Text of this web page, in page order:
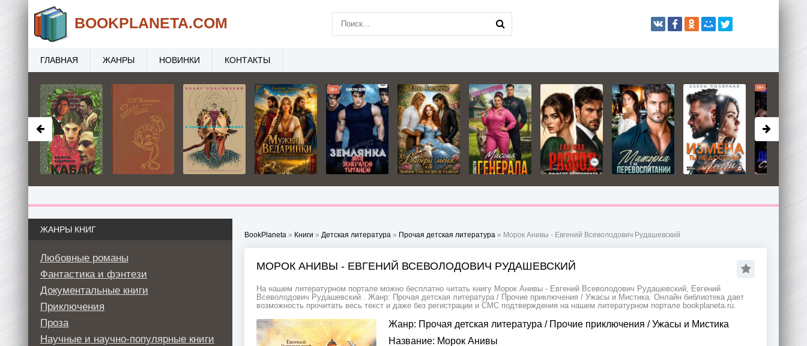
BookPlaneta » Книги » Детская литература » Прочая детская литература » Морок Анивы - Евгений Всеволодович Рудашевский
МОРОК АНИВЫ - ЕВГЕНИЙ ВСЕВОЛОДОВИЧ РУДАШЕВСКИЙ
На нашем литературном портале можно бесплатно читать книгу Морок Анивы - Евгений Всеволодович Рудашевский, Евгений
Всеволодович Рудашевский . Жанр: Прочая детская литература / Прочие приключения / Ужасы и Мистика. Онлайн библиотека дает
возможность прочитать весь текст и даже без регистрации и СМС подтверждения на нашем литературном портале bookplaneta.ru.
Жанр: Прочая детская литература / Прочие приключения /Ужасы и Мистика
Название: Морок Анивы
ЖАНРЫ КНИГ
Любовные романы
Фантастика и фэнтези
Документальные книги
Приключения
Проза
Научные и научно-популярные книги
BOOKPLANETA.COM
ГЛАВНАЯ ЖАНРЫ НОВИНКИ КОНТАКТЫ